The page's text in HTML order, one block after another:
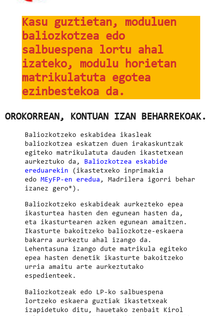
Kasu guztietan, moduluen
baliozkotzea edo
salbuespena lortu ahal
izateko, modulu horietan
matrikulatuta egotea
ezinbestekoa da.
OROKORREAN, KONTUAN IZAN BEHARREKOAK.
Baliozkotzeko eskabidea ikasleak
baliozkotzea eskatzen duen irakaskuntzak
egiteko matrikulatuta dauden ikastetxean
aurkeztuko da, Baliozkotzea eskabide
ereduarekin (ikastetxeko inprimakia
edo MEyFP-en eredua , Madrilera igorri behar
izanez gero*).
Baliozkotzeko eskabideak aurkezteko epea
ikasturtea hasten den egunean hasten da,
eta ikasturtearen azken egunean amaitzen.
Ikasturte bakoitzeko baliozkotze-eskaera
bakarra aurkeztu ahal izango da.
Lehentasuna izango dute matrikula egiteko
epea hasten denetik ikasturte bakoitzeko
urria amaitu arte aurkeztutako
espedienteek.
Baliozkotzeak edo LP-ko salbuespena
lortzeko eskaera guztiak ikastetxeak
izapidetuko ditu, hauetako zenbait Kirol